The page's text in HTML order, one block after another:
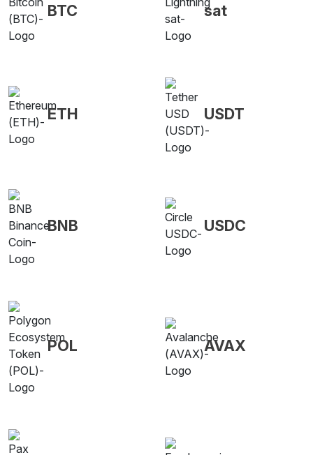
BTC sat
ETH USDT
BNB USDC
POL AVAX